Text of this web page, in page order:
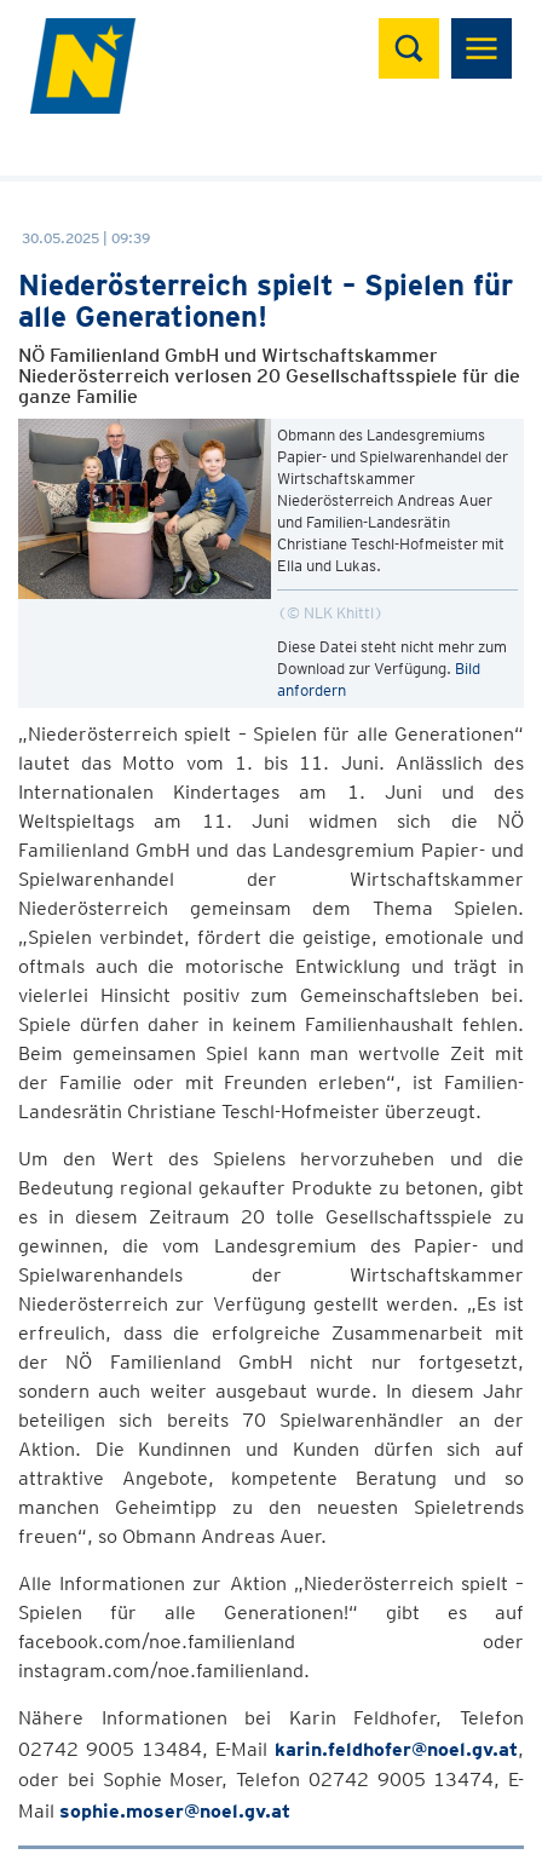
Suchen
30.05.2025 | 09:39
Niederösterreich spielt – Spielen für
alle Generationen!
NÖ Familienland GmbH und Wirtschaftskammer
Niederösterreich verlosen 20 Gesellschaftsspiele für die
ganze Familie
Obmann des Landesgremiums
Papier- und Spielwarenhandel der
Wirtschaftskammer
Niederösterreich Andreas Auer
und Familien-Landesrätin
Christiane Teschl-Hofmeister mit
Ella und Lukas.
© NLK Khittl
Diese Datei steht nicht mehr zum
Download zur Verfügung. Bild
anfordern
„Niederösterreich spielt – Spielen für alle Generationen“
lautet das Motto vom 1. bis 11. Juni. Anlässlich des
Internationalen Kindertages am 1. Juni und des
Weltspieltags am 11. Juni widmen sich die NÖ
Familienland GmbH und das Landesgremium Papier- und
Spielwarenhandel der Wirtschaftskammer
Niederösterreich gemeinsam dem Thema Spielen.
„Spielen verbindet, fördert die geistige, emotionale und
oftmals auch die motorische Entwicklung und trägt in
vielerlei Hinsicht positiv zum Gemeinschaftsleben bei.
Spiele dürfen daher in keinem Familienhaushalt fehlen.
Beim gemeinsamen Spiel kann man wertvolle Zeit mit
der Familie oder mit Freunden erleben“, ist Familien-
Landesrätin Christiane Teschl-Hofmeister überzeugt.
Um den Wert des Spielens hervorzuheben und die
Bedeutung regional gekaufter Produkte zu betonen, gibt
es in diesem Zeitraum 20 tolle Gesellschaftsspiele zu
gewinnen, die vom Landesgremium des Papier- und
Spielwarenhandels der Wirtschaftskammer
Niederösterreich zur Verfügung gestellt werden. „Es ist
erfreulich, dass die erfolgreiche Zusammenarbeit mit
der NÖ Familienland GmbH nicht nur fortgesetzt,
sondern auch weiter ausgebaut wurde. In diesem Jahr
beteiligen sich bereits 70 Spielwarenhändler an der
Aktion. Die Kundinnen und Kunden dürfen sich auf
attraktive Angebote, kompetente Beratung und so
manchen Geheimtipp zu den neuesten Spieletrends
freuen“, so Obmann Andreas Auer.
Alle Informationen zur Aktion „Niederösterreich spielt –
Spielen für alle Generationen!“ gibt es auf
facebook.com/noe.familienland oder
instagram.com/noe.familienland.
Nähere Informationen bei Karin Feldhofer, Telefon
02742 9005 13484, E-Mail karin.feldhofer@noel.gv.at,
oder bei Sophie Moser, Telefon 02742 9005 13474, E-
Mail sophie.moser@noel.gv.at